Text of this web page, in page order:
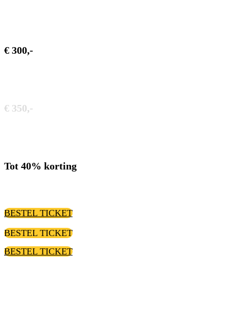
€ 300,-
€ 350,-
Tot 40% korting
BESTEL TICKET
BESTEL TICKET
BESTEL TICKET